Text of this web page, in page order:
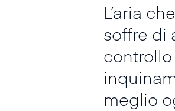
L’aria
soffre di
meglio